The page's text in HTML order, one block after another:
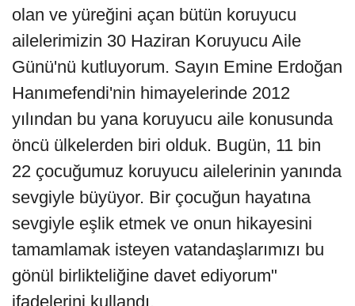
olan ve yüreğini açan bütün koruyucu
ailelerimizin 30 Haziran Koruyucu Aile
Günü'nü kutluyorum. Sayın Emine Erdoğan
Hanımefendi'nin himayelerinde 2012
yılından bu yana koruyucu aile konusunda
öncü ülkelerden biri olduk. Bugün, 11 bin
22 çocuğumuz koruyucu ailelerinin yanında
sevgiyle büyüyor. Bir çocuğun hayatına
sevgiyle eşlik etmek ve onun hikayesini
tamamlamak isteyen vatandaşlarımızı bu
gönül birlikteliğine davet ediyorum"
ifadelerini kullandı.